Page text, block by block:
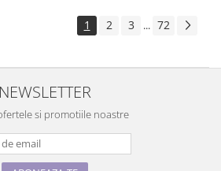
1 2 3 ... 72
NEWSLETTER
si promotiile noastre